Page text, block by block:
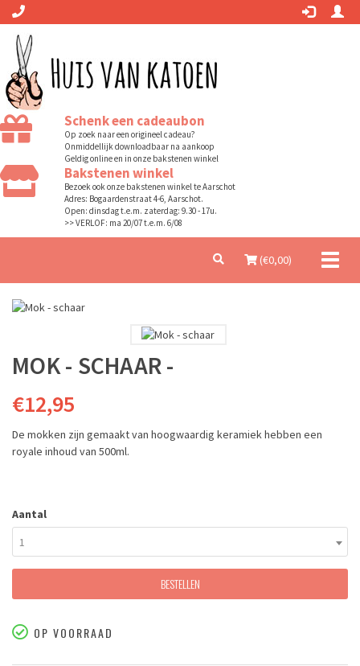
Schenk een cadeaubon
Op zoek naar een origineel cadeau?
Onmiddellijk downloadbaar na aankoop
Geldig online en in onze bakstenen winkel
Bakstenen winkel
Bezoek ook onze bakstenen winkel te Aarschot
Adres: Bogaardenstraat 4-6, Aarschot.
Open: dinsdag t.e.m. zaterdag: 9.30 - 17u.
>> VERLOF: ma 20/07 t.e.m. 6/08
(€0,00)
MOK - SCHAAR -
€12,95
De mokken zijn gemaakt van hoogwaardig keramiek hebben een
royale inhoud van 500ml.
Aantal
1
BESTELLEN
OP VOORRAAD